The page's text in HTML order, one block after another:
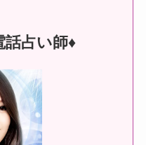
話占い師♦︎